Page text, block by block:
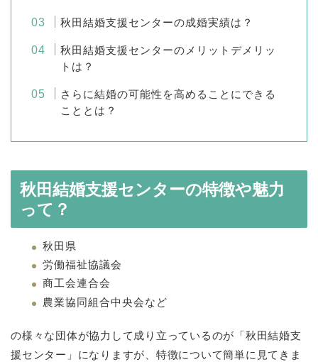
秋田結婚支援センターの成婚実績は？
秋田結婚支援センターのメリットデメリッ
トは？
さらに結婚の可能性を高めることにできる
こととは？
秋田結婚支援センターの特徴や魅力
って？
秋田県
労働福祉協議会
商工会連合会
農業協同組合中央会など
の様々な団体が協力して成り立っているのが「秋田結婚支
援センター」になりますが、特徴について簡単に見てきま